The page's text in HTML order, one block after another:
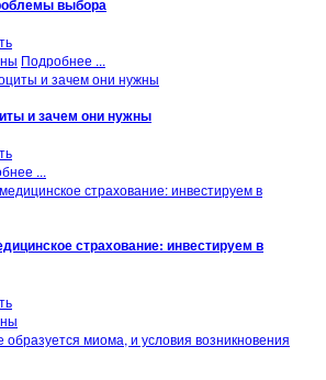
выбора
Подробнее ...
и зачем они нужны
...
страхование: инвестируем в